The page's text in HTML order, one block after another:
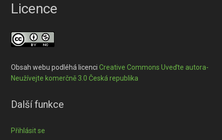
Licence
Obsah webu podléhá licenciCreative Commons Uveďte autora-
Neužívejte komerčně 3.0 Česká republika
Další funkce
Přihlásit se